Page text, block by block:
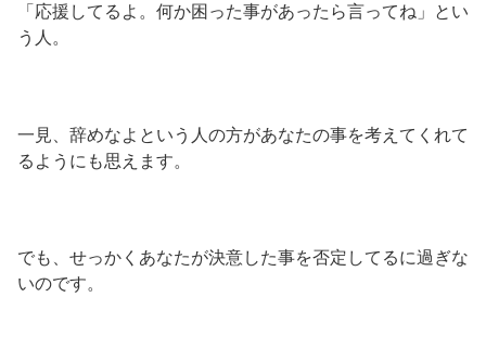
「応援してるよ。何か困った事があったら言ってね」とい
う人。
一見、辞めなよという人の方があなたの事を考えてくれて
るようにも思えます。
でも、せっかくあなたが決意した事を否定してるに過ぎな
いのです。